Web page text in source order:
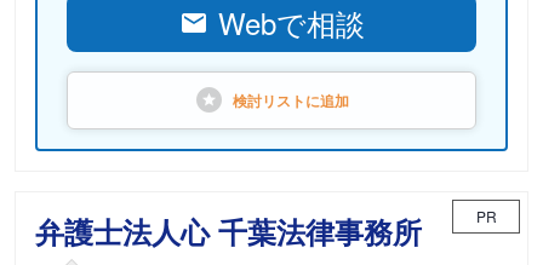
Webで相談
検討リストに追加
弁護士法人心 千葉法律事務所 PR